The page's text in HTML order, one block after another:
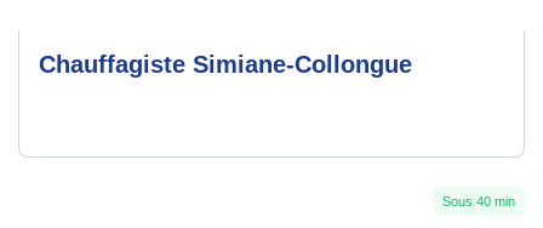
Chauffagiste Simiane-Collongue
Sous 40 min